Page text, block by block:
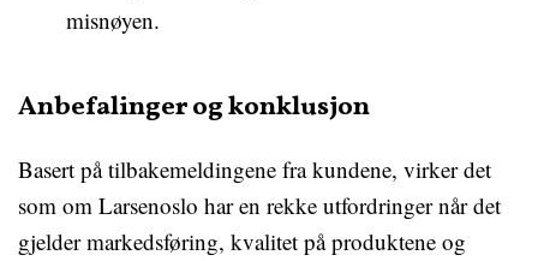
misnøyen.
Anbefalinger og konklusjon
Basert på tilbakemeldingene fra kundene, virker det
som om Larsenoslo har en rekke utfordringer når det
gjelder markedsføring, kvalitet på produktene og